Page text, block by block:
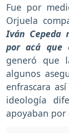
Fue por
Orjuela
Iván Cepeda
por acá que
generó que
algunos
enfrascara
ideología
apoyaban por